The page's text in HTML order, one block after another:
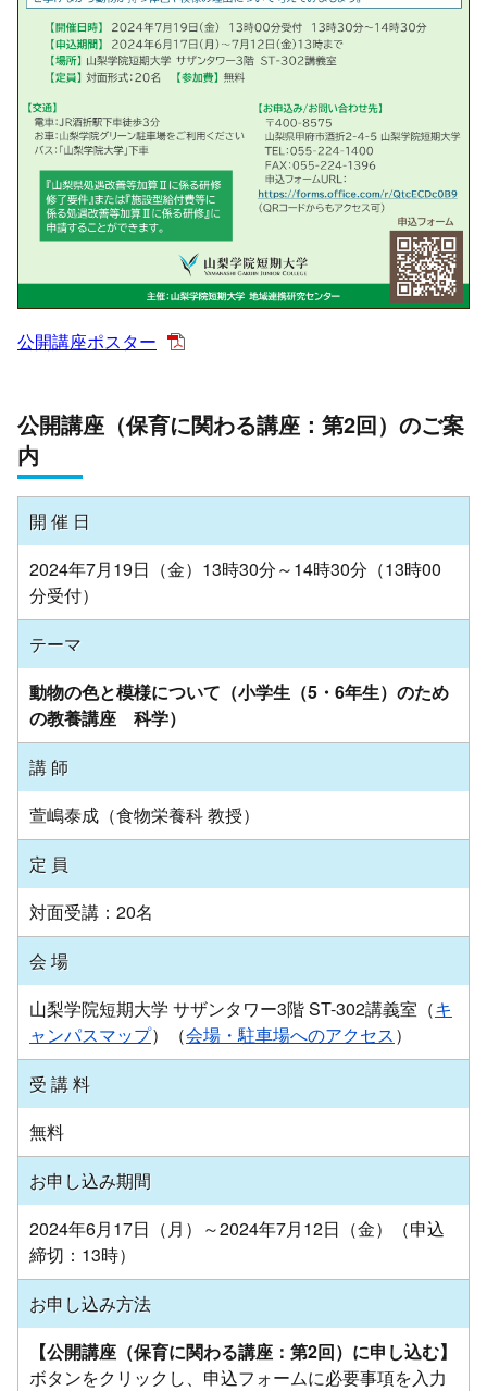
公開講座ポスター
公開講座（保育に関わる講座：第2回）のご案
内
開 催 日
2024年7月19日（金）13時30分～14時30分（13時00
分受付）
テーマ
動物の色と模様について（小学生（5・6年生）のため
の教養講座 科学）
講 師
萱嶋泰成（食物栄養科 教授）
定 員
対面受講：20名
会 場
山梨学院短期大学 サザンタワー3階 ST-302講義室（キ
ャンパスマップ）（会場・駐車場へのアクセス）
受 講 料
無料
お申し込み期間
2024年6月17日（月）～2024年7月12日（金）（申込
締切：13時）
お申し込み方法
【公開講座（保育に関わる講座：第2回）に申し込む】
ボタンをクリックし、申込フォームに必要事項を入力